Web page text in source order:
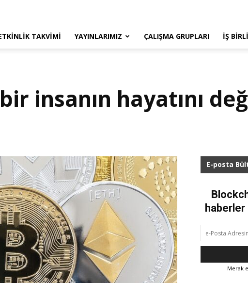
TAKVIMI YAYINLARIMIZ ÇALIŞMA GRUPLARI İŞ
insanın hayatını
E-posta
Merak